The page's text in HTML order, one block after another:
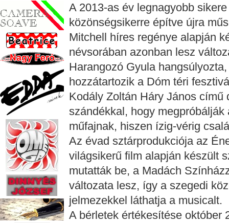
A 2013-as év legnagyobb
közönségsikerre építve újra
Mitchell híres regénye alapján
névsorában azonban lesz
Harangozó Gyula
hozzátartozik a Dóm téri
Kodály Zoltán Háry János
szándékkal, hogy
műfajnak, hiszen ízig-vérig
Az évad sztárprodukciója az
világsikerű film alapján készült
mutatták be, a Madách
változata lesz, így a szegedi
jelmezekkel láthatja a musicalt.
A bérletek értékesítése október